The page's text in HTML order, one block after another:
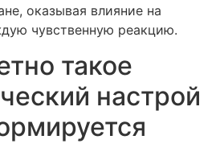
оказывая влияние на
чувственную реакцию.
такое
настрой